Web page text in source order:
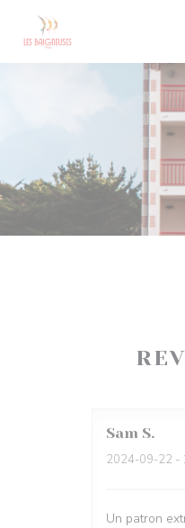
Painel de Gerenciamento de
Sam S
2024-09-22 -
Un patron